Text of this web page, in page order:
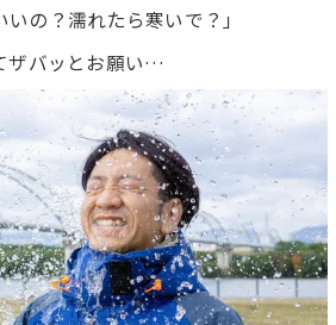
いの？濡れたら寒いで？」
ザバッとお願い…